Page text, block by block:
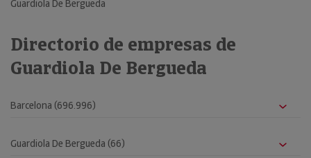
Guardiola De Bergueda
Directorio de empresas de
Guardiola De Bergueda